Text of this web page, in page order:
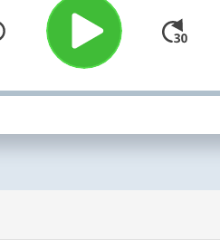
del mundial con
exclusivos de Radio
Salvador. Con transmisión en
104.1 FM y 770